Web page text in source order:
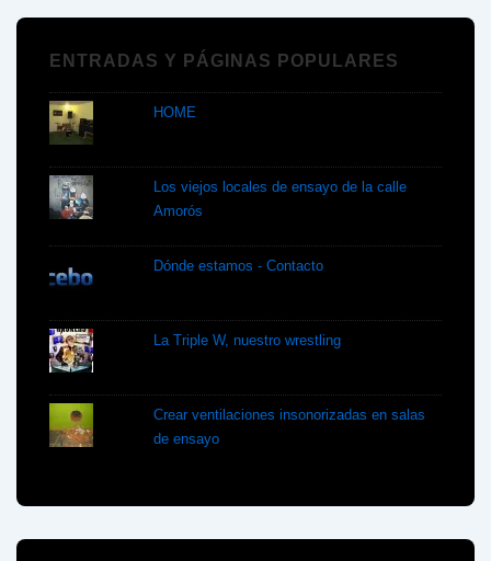
ENTRADAS Y PÁGINAS POPULARES
HOME
Los viejos locales de ensayo de la calle
Amorós
Dónde estamos - Contacto
La Triple W, nuestro wrestling
Crear ventilaciones insonorizadas en salas
de ensayo